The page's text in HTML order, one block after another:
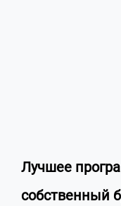
Лучшее
собственный